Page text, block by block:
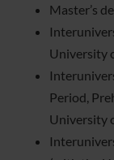
Master’s
University
Period,
University